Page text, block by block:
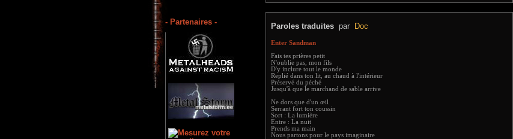
- Partenaires - Paroles traduites par Doc
Enter Sandman
Fais tes prières petit
N'oublie pas, mon fils
D'y inclure tout le monde
Replié dans ton lit, au chaud à l'intérieur
Préservé du péché
Jusqu'à que le marchand de sable arrive
Ne dors que d'un œil
Serrant fort ton coussin
Sort : La lumière
Entre : La nuit
Prends ma main
Nous partons pour le pays imaginaire